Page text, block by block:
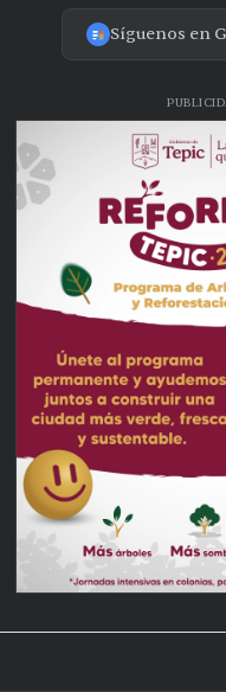
Síguenos en